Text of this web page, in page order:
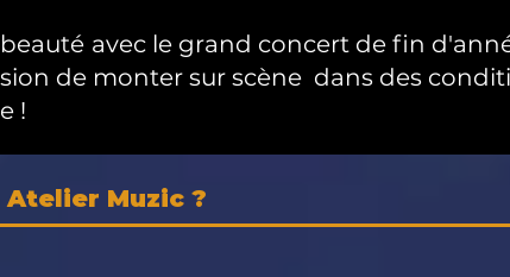
avec le grand concert de fin
de monter sur scène dans des
!
Muzic ?